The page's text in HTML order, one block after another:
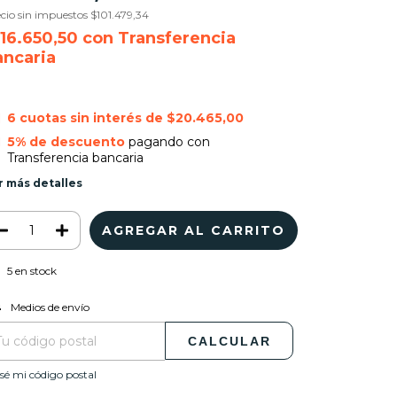
sin impuestos $101.479,34
con Transferencia
6 cuotas sin interés de $20.465,00
5% de descuentopagando con
Transferencia bancaria
más detalles
5 en stock
para el CP:
Medios de envío
CALCULAR
mi código postal